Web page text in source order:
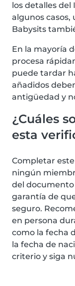
los detalles
algunos
Babysits
En la mayoría
procesa
puede tardar
añadidos
antigüedad y
¿Cuáles
esta
Completar
ningún
del documento
garantía de
seguro.
en persona
como la fecha
la fecha de
criterio y siga